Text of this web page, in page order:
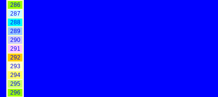
286
287
288
289
290
291
292
293
294
295
296